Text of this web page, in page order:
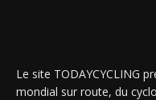
Le site TODAYCYCLING
mondial sur route, du